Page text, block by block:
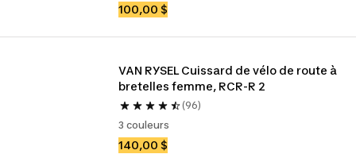
100,00 $
VAN RYSEL Cuissard de vélo de route à
bretelles femme, RCR-R 2
(96)
3 couleurs
140,00 $